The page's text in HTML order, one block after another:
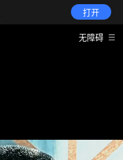
打开
无障碍